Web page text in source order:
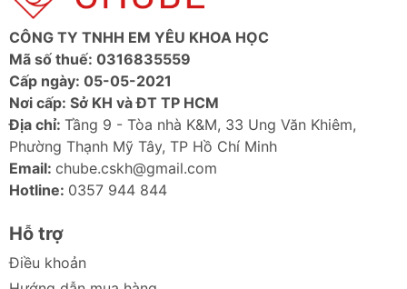
CÔNG TY TNHH EM YÊU KHOA HỌC
Mã số thuế: 0316835559
Cấp ngày: 05-05-2021
Nơi cấp: Sở KH và ĐT TP HCM
Địa chỉ: Tầng 9 - Tòa nhà K&M, 33 Ung Văn Khiêm,
Phường Thạnh Mỹ Tây, TP Hồ Chí Minh
Email: chube.cskh@gmail.com
Hotline: 0357 944 844
Hỗ trợ
Điều khoản